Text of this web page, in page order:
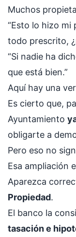
Muchos
“Esto lo hizo mi
todo prescrito,
“Si nadie ha
que está bien.”
Aquí hay una
Es cierto que,
Ayuntamiento
obligarte a
Pero eso no
Esa ampliación
Aparezca
Propiedad.
El banco la
tasación e